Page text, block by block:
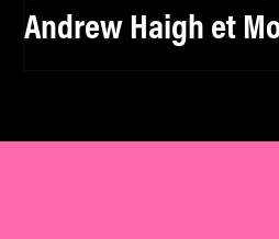
Andrew Haigh et